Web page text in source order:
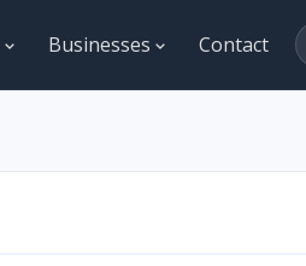
Businesses Contact